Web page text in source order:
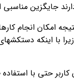
جایگزین
انجام
حتی با